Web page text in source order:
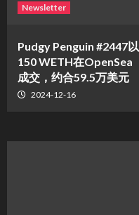
Newsletter
Pudgy Penguin #2447以
150 WETH在OpenSea
成交，约合59.5万美元
2024-12-16